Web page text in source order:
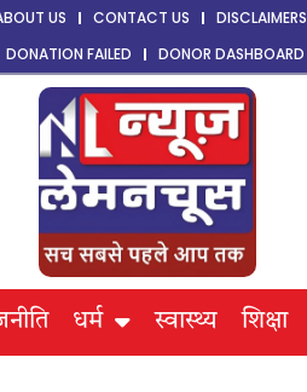
US CONTACT US
DISCLAIMERS
DONATION FAILED DONOR DASHBOARD
धर्म स्वास्थ्य शिक्षा